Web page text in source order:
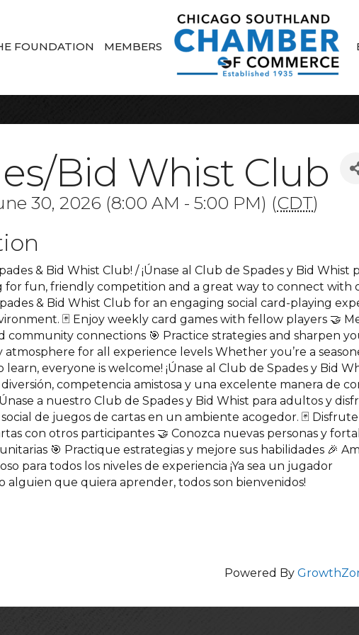
FOUNDATION MEMBERS
Bid Whist Club
30, 2026 (8:00 AM - 5:00 PM) (CDT)
& Bid Whist Club! / ¡Únase al Club de Spades y Bid Whist
for fun, friendly competition and a great way to connect with
& Bid Whist Club for an engaging social card-playing
🃏 Enjoy weekly card games with fellow players 🤝
community connections 🎯 Practice strategies and sharpen
for all experience levels Whether you’re a
everyone is welcome! ¡Únase al Club de Spades y Bid
competencia amistosa y una excelente manera de
a nuestro Club de Spades y Bid Whist para adultos y
de juegos de cartas en un ambiente acogedor. 🃏
con otros participantes 🤝 Conozca nuevas personas y
🎯 Practique estrategias y mejore sus habilidades 🎉
para todos los niveles de experiencia ¡Ya sea un jugador
alguien que quiera aprender, todos son bienvenidos!
Powered By